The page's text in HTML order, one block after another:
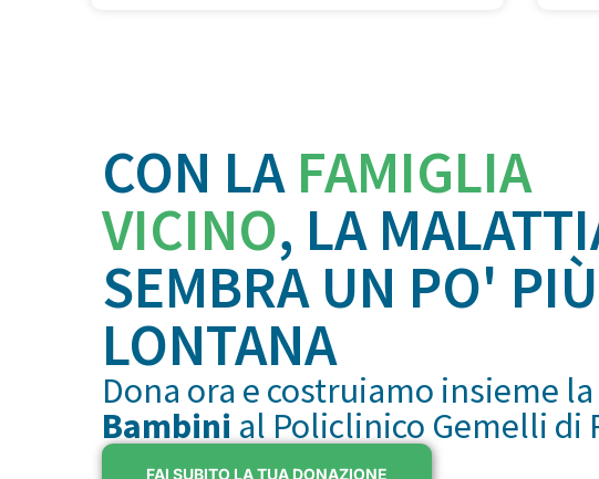
CON LA FAMIGLIA
VICINO, LA
SEMBRA UN PO' PIÙ
LONTANA
Dona ora e costruiamo insieme la
Bambini al Policlinico Gemelli di
FAI SUBITO LA TUA DONAZIONE